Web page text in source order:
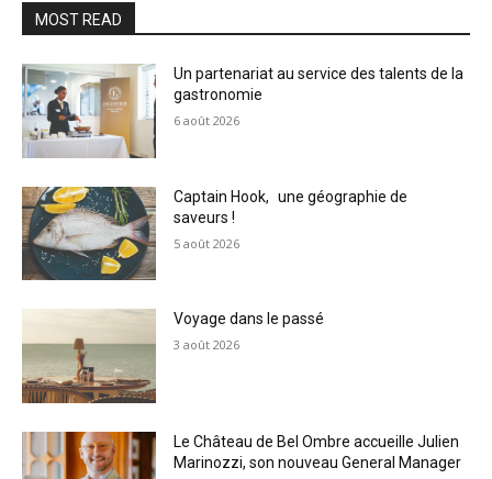
MOST READ
Un partenariat au service des talents de la
gastronomie
6 août 2026
Captain Hook, une géographie de
saveurs !
5 août 2026
Voyage dans le passé
3 août 2026
Le Château de Bel Ombre accueille Julien
Marinozzi, son nouveau General Manager